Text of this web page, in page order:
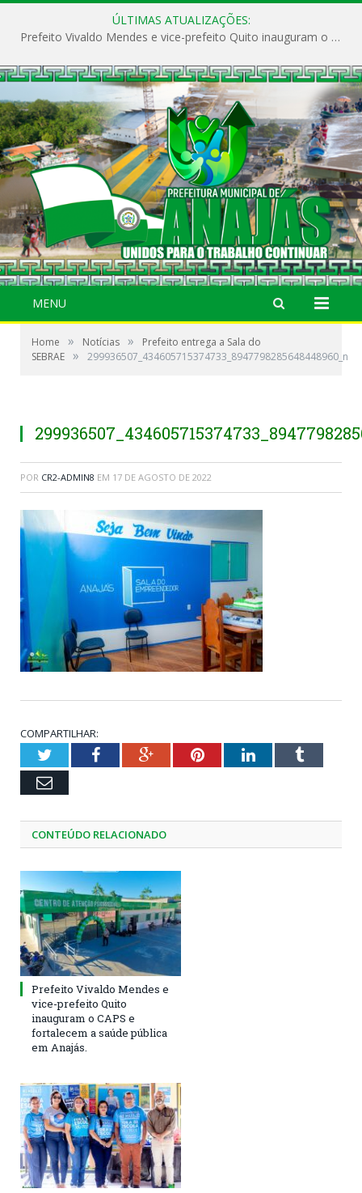
ÚLTIMAS ATUALIZAÇÕES:
Prefeito Vivaldo Mendes e vice-prefeito Quito inauguram o CAPS e fortalecem a saúde pública em Anajás.
MENU
Home » Notícias »
Prefeito entrega a Sala do
SEBRAE » 299936507_434605715374733_8947798285648448960_n
POR CR2-ADMIN8 EM 17 DE AGOSTO DE 2022
COMPARTILHAR:
TwitterFacebookGoogle+PinterestLinkedInTumblr
Email
CONTEÚDO RELACIONADO
Prefeito Vivaldo Mendes e
vice-prefeito Quito
inauguram o CAPS e
fortalecem a saúde pública
em Anajás.